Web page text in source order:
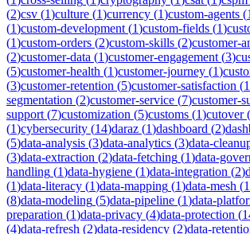
(2)csv (1)culture (1)currency (1)custom-agents (1
(1)custom-development (1)custom-fields (1)
(1)custom-orders (2)custom-skills (2)customer-
(2)customer-data (1)customer-engagement (3)
(5)customer-health (1)customer-journey (1)
(3)customer-retention (5)customer-satisfaction (1
segmentation (2)customer-service (7)customer-
support (7)customization (5)customs (1)cutover(
(1)cybersecurity (14)daraz (1)dashboard (2)
(5)data-analysis (3)data-analytics (3)data-
(3)data-extraction (2)data-fetching (1)data-
handling (1)data-hygiene (1)data-integration (2)
(1)data-literacy (1)data-mapping (1)data-mesh (1
(8)data-modeling (5)data-pipeline (1)data-
preparation (1)data-privacy (4)data-protection (
(4)data-refresh (2)data-residency (2)data-